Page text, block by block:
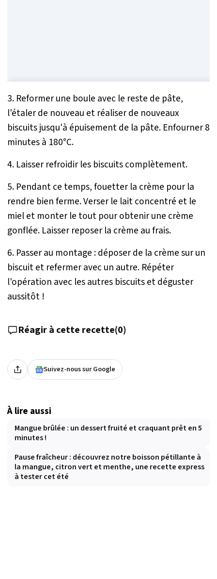
3. Reformer une boule avec le reste de pâte,
l'étaler de nouveau et réaliser de nouveaux
biscuits jusqu'à épuisement de la pâte. Enfourner 8
minutes à 180°C.
4. Laisser refroidir les biscuits complètement.
5. Pendant ce temps, fouetter la crème pour la
rendre bien ferme. Verser le lait concentré et le
miel et monter le tout pour obtenir une crème
gonflée. Laisser reposer la crème au frais.
6. Passer au montage : déposer de la crème sur un
biscuit et refermer avec un autre. Répéter
l'opération avec les autres biscuits et déguster
aussitôt !
Réagir à cette recette(0)
Suivez-nous sur Google
À lire aussi
Mangue brûlée : un dessert fruité et craquant prêt en 5
minutes !
Pause fraîcheur : découvrez notre boisson pétillante à
la mangue, citron vert et menthe, une recette express
à tester cet été